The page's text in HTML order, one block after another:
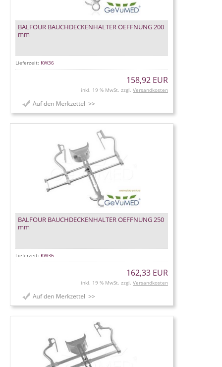
BALFOUR BAUCHDECKENHALTER OEFFNUNG 200
mm
Lieferzeit: KW36
158,92 EUR
inkl. 19 % MwSt. zzgl. Versandkosten
BALFOUR BAUCHDECKENHALTER OEFFNUNG 250
mm
Lieferzeit: KW36
162,33 EUR
inkl. 19 % MwSt. zzgl. Versandkosten